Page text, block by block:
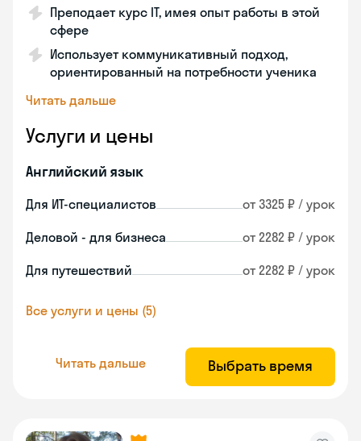
Преподает курс IT, имея опыт работы в этой
сфере
Использует коммуникативный подход,
ориентированный на потребности ученика
Читать дальше
Услуги и цены
Английский язык
Для ИТ-специалистов от 3325 ₽ / урок
Деловой - для бизнеса от 2282 ₽ / урок
Для путешествий от 2282 ₽ / урок
Все услуги и цены (5)
Читать дальше Выбрать время